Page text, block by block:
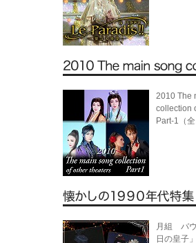
2010 The
collection
Part-1（
月組 バ
日の皇子